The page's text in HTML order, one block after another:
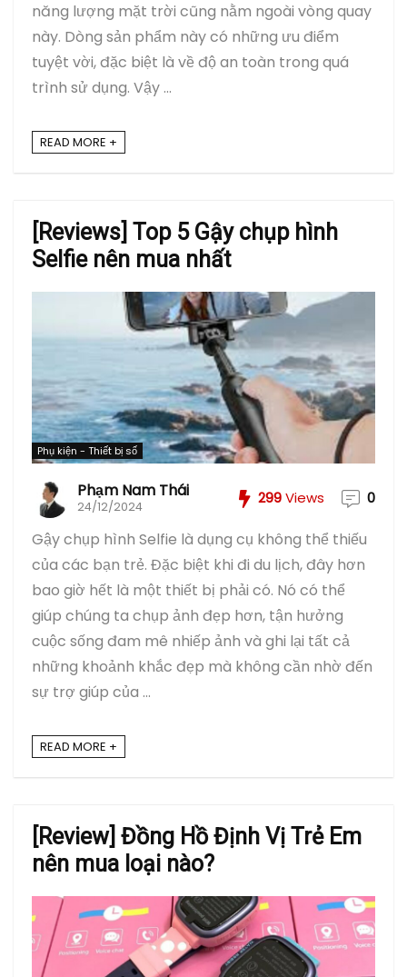
năng lượng mặt trời cũng nằm ngoài vòng quay
này. Dòng sản phẩm này có những ưu điểm
tuyệt vời, đặc biệt là về độ an toàn trong quá
trình sử dụng. Vậy ...
READ MORE +
[Reviews] Top 5 Gậy chụp hình
Selfie nên mua nhất
Phụ kiện - Thiết bị số
Phạm Nam Thái
24/12/2024 299Views 0
Gậy chụp hình Selfie là dụng cụ không thể thiếu
của các bạn trẻ. Đặc biệt khi đi du lịch, đây hơn
bao giờ hết là một thiết bị phải có. Nó có thể
giúp chúng ta chụp ảnh đẹp hơn, tận hưởng
cuộc sống đam mê nhiếp ảnh và ghi lại tất cả
những khoảnh khắc đẹp mà không cần nhờ đến
sự trợ giúp của ...
READ MORE +
[Review] Đồng Hồ Định Vị Trẻ Em
nên mua loại nào?